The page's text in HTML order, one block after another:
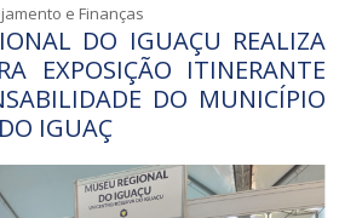
e Finanças
DO IGUAÇU REALIZA
EXPOSIÇÃO ITINERANTE
DO MUNICÍPIO
IGUAÇ